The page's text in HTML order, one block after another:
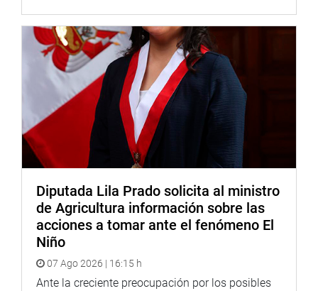
Diputada Lila Prado solicita al ministro
de Agricultura información sobre las
acciones a tomar ante el fenómeno El
Niño
07 Ago 2026 | 16:15 h
Ante la creciente preocupación por los posibles